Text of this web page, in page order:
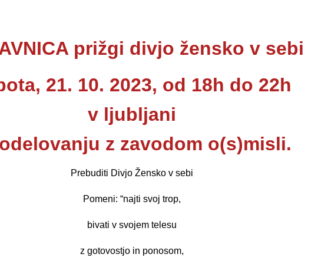
prižgi divjo žensko v sebi
21. 10. 2023, od 18h do 22h
v ljubljani
z zavodom o(s)misli.
Prebuditi Divjo Žensko v sebi
Pomeni: “najti svoj trop,
bivati v svojem telesu
z gotovostjo in ponosom,